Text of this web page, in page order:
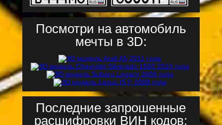
Посмотри на автомобиль
мечты в 3D:
Последние запрошенные
расшифровки ВИН кодов: